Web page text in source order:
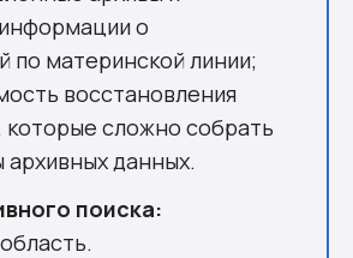
о
по материнской линии;
восстановления
которые сложно собрать
архивных данных.
поиска: